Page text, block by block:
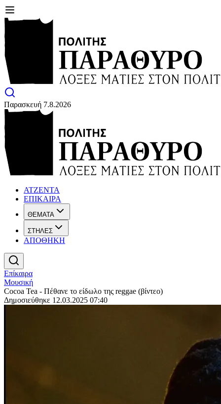
Παρασκευή 7.8.2026
ΑΤΖΕΝΤΑ
ΕΠΙΚΑΙΡΑ
ΘΕΜΑΤΑ
ΣΤΗΛΕΣ
ΑΠΟΘΗΚΗ
Επίκαιρα
Μουσική
Cocoa Tea - Πέθανε το είδωλο της reggae (βίντεο)
Δημοσιεύθηκε 12.03.2025 07:40